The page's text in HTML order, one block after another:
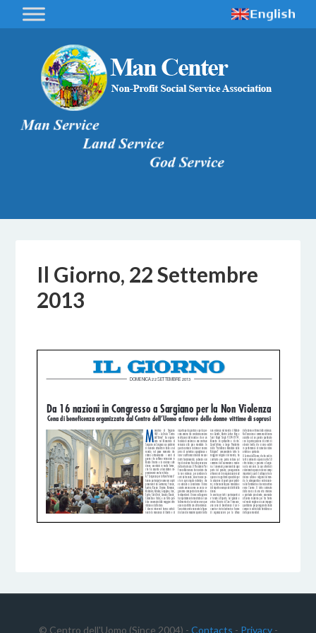
Il Giorno, 22 Settembre
2013
© Centro dell'Uomo (Since 2004) - Contacts - Privacy-